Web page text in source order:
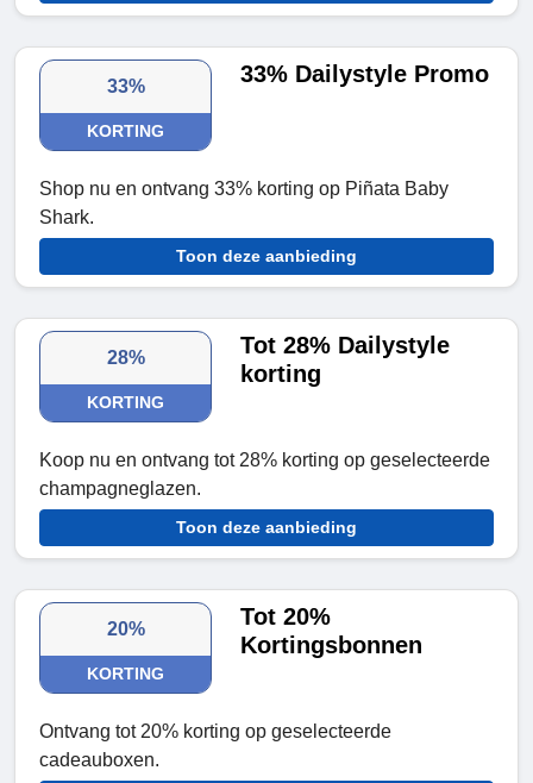
33%
KORTING
33% Dailystyle Promo
Shop nu en ontvang 33% korting op Piñata Baby
Shark.
Toon deze aanbieding
28%
KORTING
Tot 28% Dailystyle
korting
Koop nu en ontvang tot 28% korting op geselecteerde
champagneglazen.
Toon deze aanbieding
20%
KORTING
Tot 20%
Kortingsbonnen
Ontvang tot 20% korting op geselecteerde
cadeauboxen.